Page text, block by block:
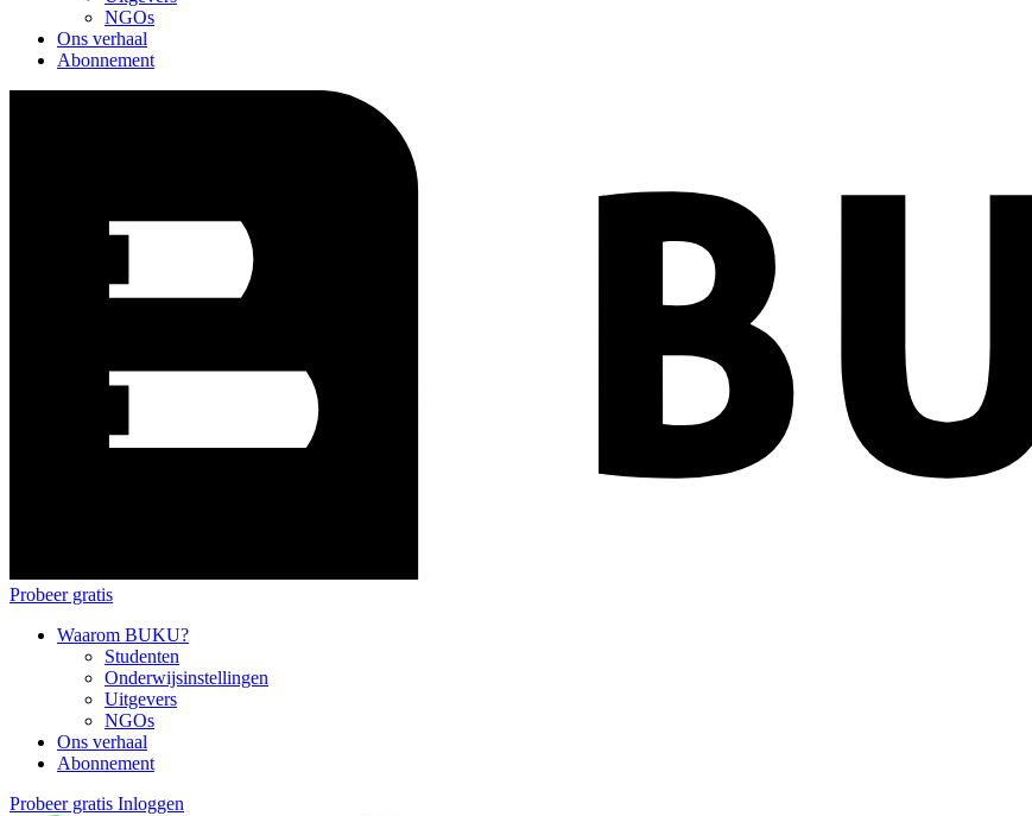
NGOs
Ons verhaal
Abonnement
Probeer gratis
Waarom BUKU?
Studenten
Onderwijsinstellingen
Uitgevers
NGOs
Ons verhaal
Abonnement
Probeer gratis Inloggen